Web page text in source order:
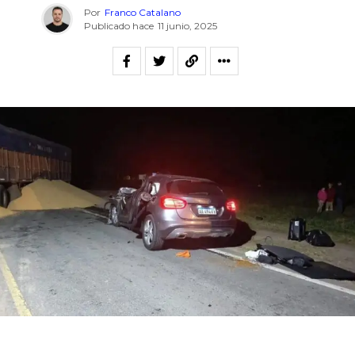
Por Franco Catalano
Publicado hace 11 junio, 2025